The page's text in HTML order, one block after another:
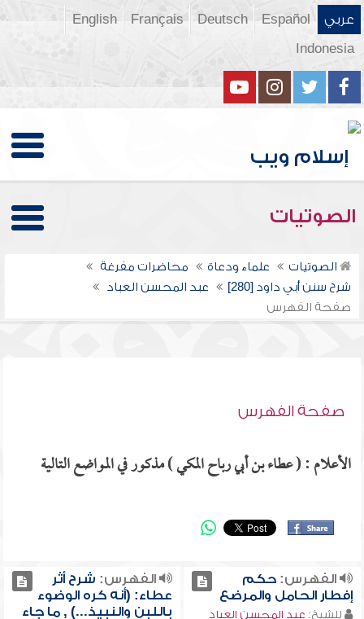
عربي Español
Deutsch
Français
English
Indonesia
الصوتيات
الصوتيات علماء ودعاة
محاضرات مفرغة
شرح سنن أبي داود [280]
عبد المحسن العباد
صفحة الفهرس
صفحة الفهرس
الأعلام : ( عطاء بن أبي رباح المكي ) مذكور في المواضع التالية
الفهرس:حكم
إفطار الحامل والمرضع
للشيخ: عبد المحسن العباد
الفهرس: شرح أثر
عطاء: (أنه كره الوضوء
باللبن والنبيذ...) , ما جاء